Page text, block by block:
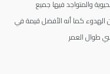
والمتواجد فيها جميع
الهدوء كما أنه الأفضل قيمة في
طوال العمر